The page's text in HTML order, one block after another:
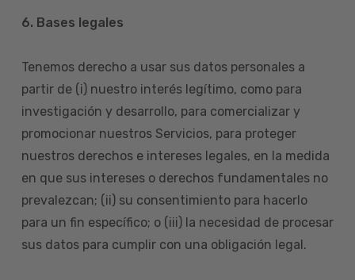
6. Bases legales
Tenemos derecho a usar sus datos personales a
partir de (i) nuestro interés legítimo, como para
investigación y desarrollo, para comercializar y
promocionar nuestros Servicios, para proteger
nuestros derechos e intereses legales, en la medida
en que sus intereses o derechos fundamentales no
prevalezcan; (ii) su consentimiento para hacerlo
para un fin específico; o (iii) la necesidad de procesar
sus datos para cumplir con una obligación legal.